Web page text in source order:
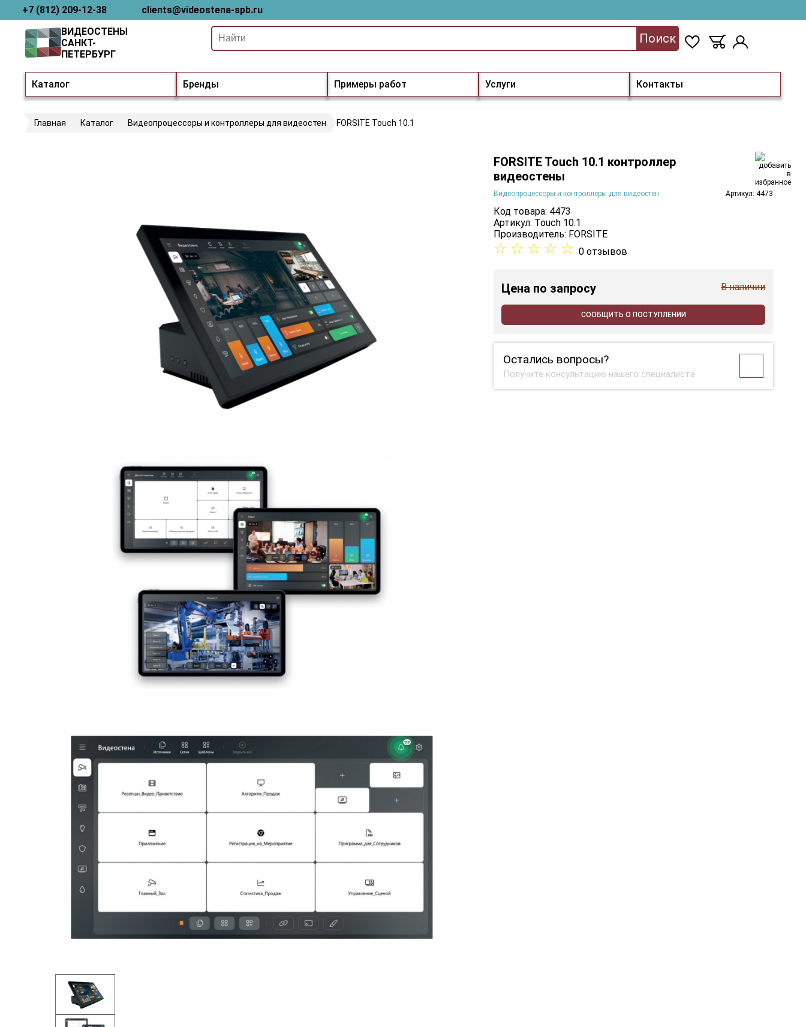
+7 (812) 209-12-38 clients@videostena-spb.ru
Каталог Бренды Примеры работ Услуги Контакты
ВИДЕОСТЕНЫ
САНКТ-
ПЕТЕРБУРГ
Поиск
Главная Каталог Видеопроцессоры и контроллеры для видеостен FORSITE Touch 10.1
FORSITE Touch 10.1 контроллер
видеостены
Видеопроцессоры и контроллеры для видеостен Артикул: 4473
Код товара: 4473
Артикул: Touch 10.1
Производитель: FORSITE
☆ ☆ ☆ ☆ ☆ 0 отзывов
Цена по запросу В наличии
СООБЩИТЬ О ПОСТУПЛЕНИИ
Остались вопросы?
Получите консультацию нашего специалиста